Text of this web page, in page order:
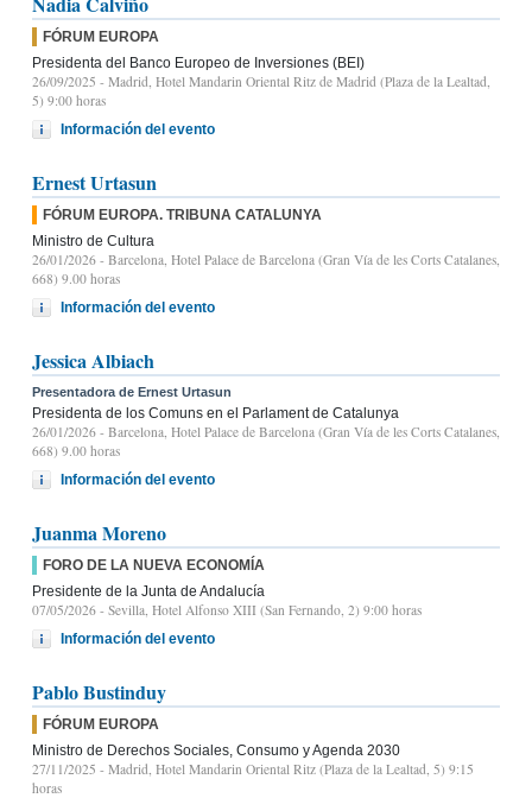
FÓRUM EUROPA
Presidenta del Banco Europeo de Inversiones (BEI)
26/09/2025 - Madrid, Hotel Mandarin Oriental Ritz de Madrid (Plaza de la Lealtad,
5) 9:00 horas
Información del evento
Ernest Urtasun
FÓRUM EUROPA. TRIBUNA CATALUNYA
Ministro de Cultura
26/01/2026 - Barcelona, Hotel Palace de Barcelona (Gran Vía de les Corts Catalanes,
668) 9.00 horas
Información del evento
Jessica Albiach
Presentadora de Ernest Urtasun
Presidenta de los Comuns en el Parlament de Catalunya
26/01/2026 - Barcelona, Hotel Palace de Barcelona (Gran Vía de les Corts Catalanes,
668) 9.00 horas
Información del evento
Juanma Moreno
FORO DE LA NUEVA ECONOMÍA
Presidente de la Junta de Andalucía
07/05/2026 - Sevilla, Hotel Alfonso XIII (San Fernando, 2) 9:00 horas
Información del evento
Pablo Bustinduy
FÓRUM EUROPA
Ministro de Derechos Sociales, Consumo y Agenda 2030
27/11/2025 - Madrid, Hotel Mandarin Oriental Ritz (Plaza de la Lealtad, 5) 9:15
horas